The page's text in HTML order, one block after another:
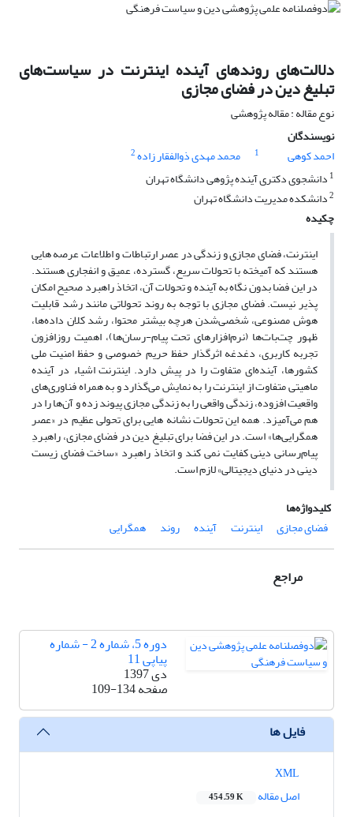
دلالت‌های روندهای آینده اینترنت در سیاست‌های
تبلیغ دین در فضای مجازی
نوع مقاله : مقاله پژوهشی
نویسندگان
احمد کوهی
1 محمد مهدی ذوالفقار زاده2
1 دانشجوی دکتری آینده پژوهی دانشگاه تهران
2دانشکده مدیریت دانشگاه تهران
چکیده
اینترنت، فضای مجازی و زندگی در عصر ارتباطات و اطلاعات عرصه هایی
هستند که آمیخته با تحولات سریع، گسترده، عمیق و انفجاری هستند.
در این فضا بدون نگاه به آینده و تحولات آن، اتخاذ راهبرد صحیح امکان
پذیر نیست. فضای مجازی با توجه به روند تحولاتی مانند رشد قابلیت
هوش مصنوعی، شخصی‌شدن هرچه بیشتر محتوا، رشد کلان داده‌ها،
ظهور چت‌بات‌‌ها (نرم‌افزارهای تحت پیام-رسان‌ها)، اهمیت روزافزون
تجربه کاربری، دغدغه اثرگذار حفظ حریم خصوصی و حفظ امنیت ملی
کشورها، آینده‌ای متفاوت را در پیش دارد. اینترنت اشیاء در آینده
ماهیتی متفاوت از اینترنت را به نمایش می‌گذارد و به همراه فناوری‌های
واقعیت افزوده، زندگی واقعی را به زندگی مجازی پیوند زده و آن‌ها را در
هم می‌آمیزد. همه این تحولات نشانه هایی برای تحولی عظیم در «عصر
همگرایی‌ها» است. در این فضا برای تبلیغ دین در فضای مجازی، راهبردِ
پیام‌رسانی دینی کفایت نمی کند و اتخاذ راهبرد «ساخت فضای زیست
دینی در دنیای دیجیتالی» لازم است.
کلیدواژه‌ها
فضای مجازی
اینترنت آینده روند همگرایی
مراجع
دوره 5، شماره 2 - شماره
پیاپی 11
دی 1397
صفحه109-134
فایل ها
اصل مقاله
454.59 K